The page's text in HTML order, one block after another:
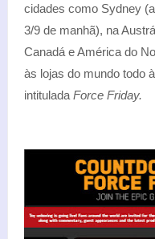
cidades como Sydney
3/9 de manhã), na
Canadá e América do
às lojas do mundo todo
intitulada Force Friday.